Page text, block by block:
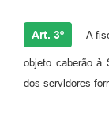
Art. 3º A
objeto caberão à
dos servidores